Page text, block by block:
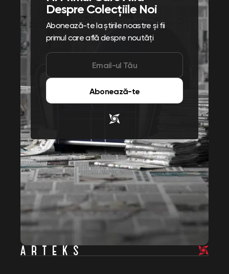
Despre Colecțiile Noi
Abonează-te la știrile noastre și fii
primul care află despre noutăți
Abonează-te